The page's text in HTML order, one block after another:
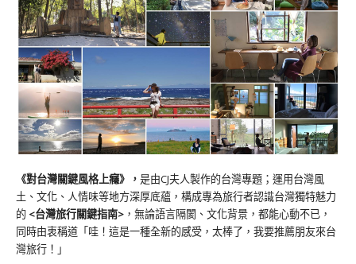
《對台灣關鍵風格上癮》 ， 是由CJ夫人製作的台灣專題；運用台灣風
土、文化、人情味等地方深厚底蘊，構成專為旅行者認識台灣獨特魅力
的 <台灣旅行關鍵指南> ，無論語言隔閡、文化背景，都能心動不已，
同時由衷稱道「哇！這是一種全新的感受，太棒了，我要推薦朋友來台
灣旅行！」